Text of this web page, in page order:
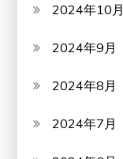
2024年10月
2024年9月
2024年8月
2024年7月